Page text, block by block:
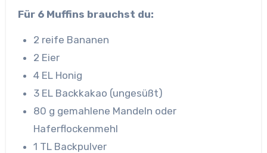
Für 6 Muffins brauchst du:
2 reife Bananen
2 Eier
4 EL Honig
3 EL Backkakao (ungesüßt)
80 g gemahlene Mandeln oder
Haferflockenmehl
1 TL Backpulver